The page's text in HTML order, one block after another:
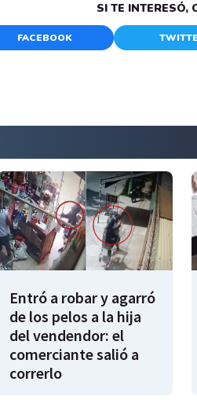
SI TE INTERESÓ,
FACEBOOK
Entró a robar y agarró
de los pelos a la hija
del vendendor: el
comerciante salió a
correrlo